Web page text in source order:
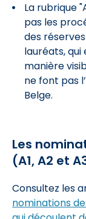
La rubrique
pas les
des
lauréats, qui
manière
ne font pas
Belge.
Les
(A1, A2 et
Consultez les
nominations